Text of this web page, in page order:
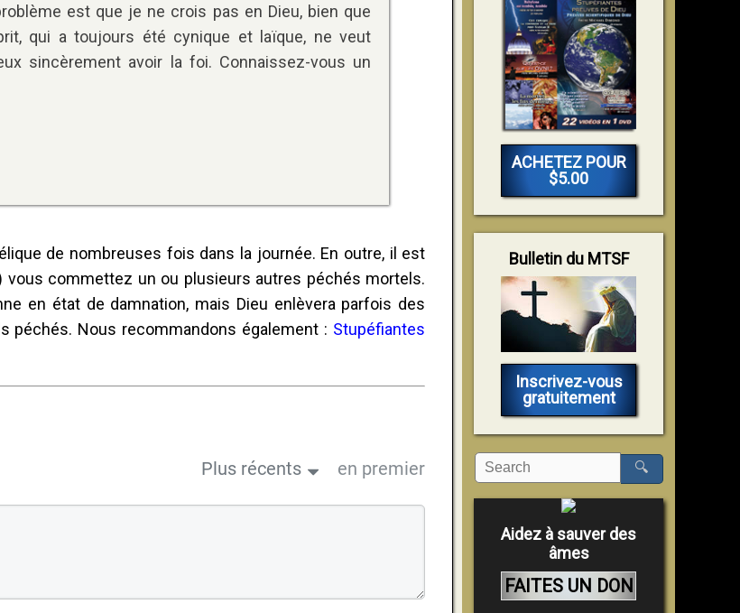
est que je ne crois pas en Dieu, bien que
qui a toujours été cynique et laïque, ne veut
sincèrement avoir la foi. Connaissez-vous un
de nombreuses fois dans la journée. En outre, il est
commettez un ou plusieurs autres péchés mortels.
en état de damnation, mais Dieu enlèvera parfois des
péchés. Nous recommandons également : Stupéfiantes
Plus récents en premier
ACHETEZ POUR
$5.00
Bulletin du MTSF
Inscrivez-vous
gratuitement
🔍
Aidez à sauver des
âmes
FAITES UN DON